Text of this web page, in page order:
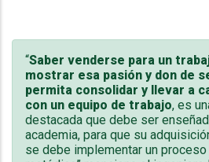
“Saber venderse para un
mostrar esa pasión y don de
permita consolidar y llevar a
con un equipo de trabajo, es
destacada que debe ser
academia, para que su
se debe implementar un